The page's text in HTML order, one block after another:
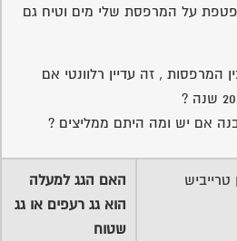
על המרפסת שלי מים וטיח גם
, זה עדיין רלוונטי אם
אם יש ומה היתם ממליצים ?
טרייביש
האם הגג למעלה
הוא גג רעפים או גג
שטוח